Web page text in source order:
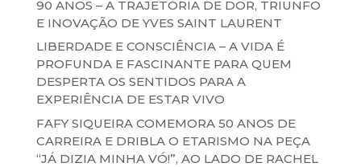
90 ANOS – A TRAJETÓRIA DE DOR, TRIUNFO
E INOVAÇÃO DE YVES SAINT LAURENT
LIBERDADE E CONSCIÊNCIA – A VIDA É
PROFUNDA E FASCINANTE PARA QUEM
DESPERTA OS SENTIDOS PARA A
EXPERIÊNCIA DE ESTAR VIVO
FAFY SIQUEIRA COMEMORA 50 ANOS DE
CARREIRA E DRIBLA O ETARISMO NA PEÇA
“JÁ DIZIA MINHA VÓ!”, AO LADO DE RACHEL